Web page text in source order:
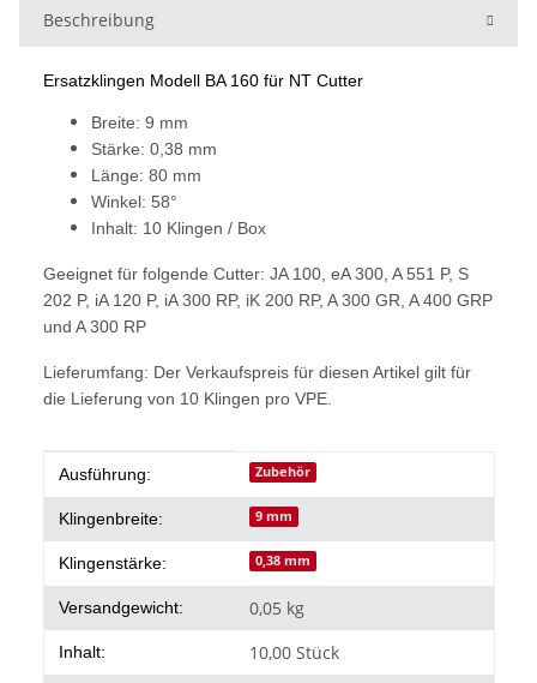
Beschreibung
Ersatzklingen Modell BA 160 für NT Cutter
Breite: 9 mm
Stärke: 0,38 mm
Länge: 80 mm
Winkel: 58°
Inhalt: 10 Klingen / Box
Geeignet für folgende Cutter: JA 100, eA 300, A 551 P, S
202 P, iA 120 P, iA 300 RP, iK 200 RP, A 300 GR, A 400 GRP
und A 300 RP
Lieferumfang: Der Verkaufspreis für diesen Artikel gilt für
die Lieferung von 10 Klingen pro VPE.
Produkteigenschaft
Wert
Ausführung: Zubehör
Klingenbreite: 9 mm
Klingenstärke: 0,38 mm
Versandgewicht: 0,05 kg
Inhalt: 10,00 Stück